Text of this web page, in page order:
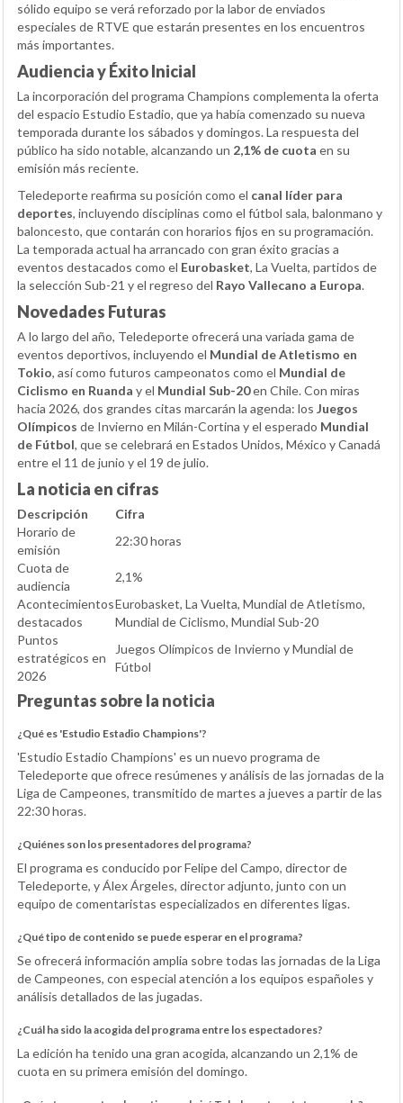
sólido equipo se verá reforzado por la labor de enviados
especiales de RTVE que estarán presentes en los encuentros
más importantes.
Audiencia y Éxito Inicial
La incorporación del programa Champions complementa la oferta
del espacio Estudio Estadio, que ya había comenzado su nueva
temporada durante los sábados y domingos. La respuesta del
público ha sido notable, alcanzando un 2,1% de cuota en su
emisión más reciente.
Teledeporte reafirma su posición como el canal líder para
deportes, incluyendo disciplinas como el fútbol sala, balonmano y
baloncesto, que contarán con horarios fijos en su programación.
La temporada actual ha arrancado con gran éxito gracias a
eventos destacados como el Eurobasket, La Vuelta, partidos de
la selección Sub-21 y el regreso del Rayo Vallecano a Europa.
Novedades Futuras
A lo largo del año, Teledeporte ofrecerá una variada gama de
eventos deportivos, incluyendo el Mundial de Atletismo en
Tokio, así como futuros campeonatos como el Mundial de
Ciclismo en Ruanda y el Mundial Sub-20en Chile. Con miras
hacia 2026, dos grandes citas marcarán la agenda: los Juegos
Olímpicos de Invierno en Milán-Cortina y el esperado Mundial
de Fútbol, que se celebrará en Estados Unidos, México y Canadá
entre el 11 de junio y el 19 de julio.
La noticia en cifras
Descripción
Cifra
Horario de
emisión
22:30 horas
Cuota de
audiencia
2,1%
Acontecimientos
destacados
Eurobasket, La Vuelta, Mundial de Atletismo,
Mundial de Ciclismo, Mundial Sub-20
Puntos
estratégicos en
2026
Juegos Olímpicos de Invierno y Mundial de
Fútbol
Preguntas sobre la noticia
¿Qué es 'Estudio Estadio Champions'?
'Estudio Estadio Champions' es un nuevo programa de
Teledeporte que ofrece resúmenes y análisis de las jornadas de la
Liga de Campeones, transmitido de martes a jueves a partir de las
22:30 horas.
¿Quiénes son los presentadores del programa?
El programa es conducido por Felipe del Campo, director de
Teledeporte, y Álex Árgeles, director adjunto, junto con un
equipo de comentaristas especializados en diferentes ligas.
¿Qué tipo de contenido se puede esperar en el programa?
Se ofrecerá información amplia sobre todas las jornadas de la Liga
de Campeones, con especial atención a los equipos españoles y
análisis detallados de las jugadas.
¿Cuál ha sido la acogida del programa entre los espectadores?
La edición ha tenido una gran acogida, alcanzando un 2,1% de
cuota en su primera emisión del domingo.